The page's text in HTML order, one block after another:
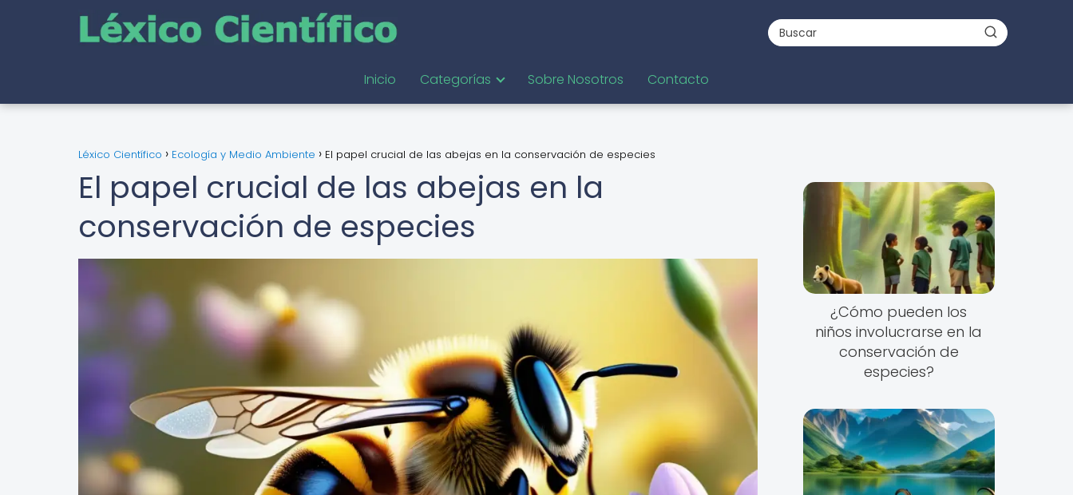
Inicio Categorías Sobre Nosotros Contacto
Léxico Científico Ecología y Medio Ambiente El papel crucial de las abejas en la conservación de especies
El papel crucial de las abejas en la
conservación de especies
¿Cómo pueden los
niños involucrarse en la
conservación de
especies?